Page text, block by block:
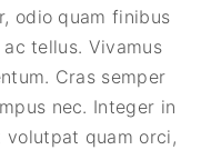
odio quam finibus
tellus. Vivamus
Cras semper
nec. Integer in
volutpat quam orci,